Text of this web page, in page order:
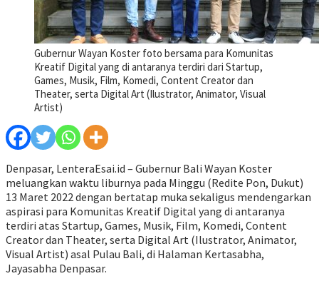
Gubernur Wayan Koster foto bersama para Komunitas
Kreatif Digital yang di antaranya terdiri dari Startup,
Games, Musik, Film, Komedi, Content Creator dan
Theater, serta Digital Art (Ilustrator, Animator, Visual
Artist)
Denpasar, LenteraEsai.id – Gubernur Bali Wayan Koster
meluangkan waktu liburnya pada Minggu (Redite Pon, Dukut)
13 Maret 2022 dengan bertatap muka sekaligus mendengarkan
aspirasi para Komunitas Kreatif Digital yang di antaranya
terdiri atas Startup, Games, Musik, Film, Komedi, Content
Creator dan Theater, serta Digital Art (Ilustrator, Animator,
Visual Artist) asal Pulau Bali, di Halaman Kertasabha,
Jayasabha Denpasar.